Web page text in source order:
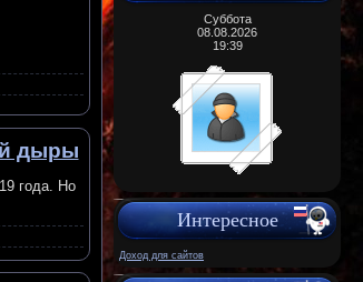
дыры
года. Но
Суббота
08.08.2026
19:39
Интересное
Доход для сайтов